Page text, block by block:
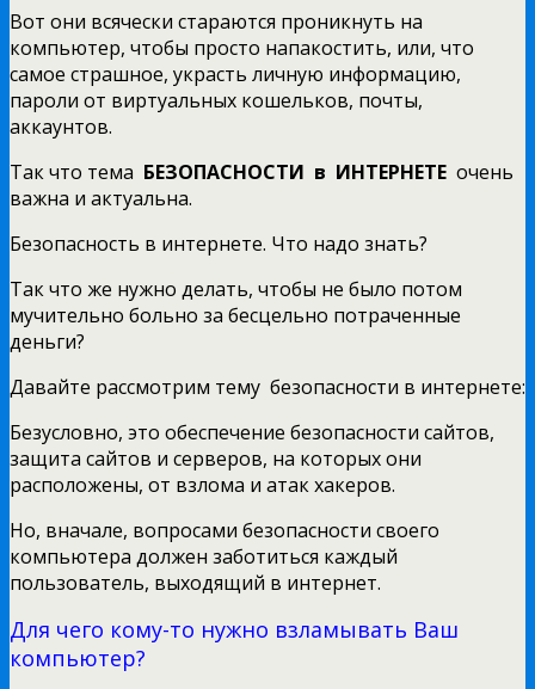
Вот они всячески стараются проникнуть на
компьютер, чтобы просто напакостить, или, что
самое страшное, украсть личную информацию,
пароли от виртуальных кошельков, почты,
аккаунтов.
Так что тема БЕЗОПАСНОСТИ в ИНТЕРНЕТЕ очень
важна и актуальна.
Безопасность в интернете. Что надо знать?
Так что же нужно делать, чтобы не было потом
мучительно больно за бесцельно потраченные
деньги?
Давайте рассмотрим тему безопасности в интернете:
Безусловно, это обеспечение безопасности сайтов,
защита сайтов и серверов, на которых они
расположены, от взлома и атак хакеров.
Но, вначале, вопросами безопасности своего
компьютера должен заботиться каждый
пользователь, выходящий в интернет.
Для чего кому-то нужно взламывать Ваш
компьютер?